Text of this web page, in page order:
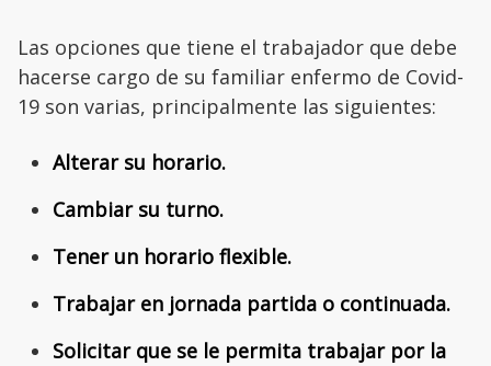
Las opciones que tiene el trabajador que debe
hacerse cargo de su familiar enfermo de Covid-
19 son varias, principalmente las siguientes:
Alterar su horario.
Cambiar su turno.
Tener un horario flexible.
Trabajar en jornada partida o continuada.
Solicitar que se le permita trabajar por la